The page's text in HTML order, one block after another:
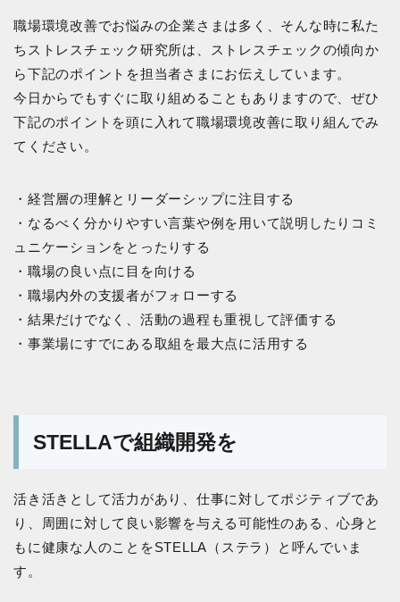
職場環境改善でお悩みの企業さまは多く、そんな時に私た
ちストレスチェック研究所は、ストレスチェックの傾向か
ら下記のポイントを担当者さまにお伝えしています。
今日からでもすぐに取り組めることもありますので、ぜひ
下記のポイントを頭に入れて職場環境改善に取り組んでみ
てください。
・経営層の理解とリーダーシップに注目する
・なるべく分かりやすい言葉や例を用いて説明したりコミ
ュニケーションをとったりする
・職場の良い点に目を向ける
・職場内外の支援者がフォローする
・結果だけでなく、活動の過程も重視して評価する
・事業場にすでにある取組を最大点に活用する
STELLAで組織開発を
活き活きとして活力があり、仕事に対してポジティブであ
り、周囲に対して良い影響を与える可能性のある、心身と
もに健康な人のことをSTELLA（ステラ）と呼んでいま
す。